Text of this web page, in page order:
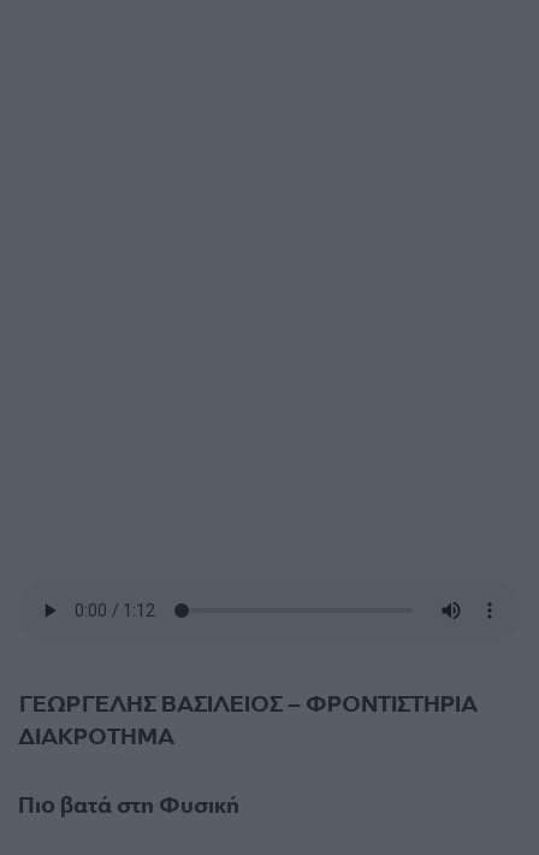
ΓΕΩΡΓΕΛΗΣ ΒΑΣΙΛΕΙΟΣ – ΦΡΟΝΤΙΣΤΗΡΙΑ
ΔΙΑΚΡΟΤΗΜΑ
Πιο βατά στη Φυσική